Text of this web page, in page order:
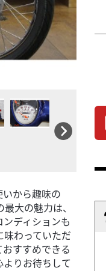
から趣味の
大の魅力は、
ディションも
わっていただ
すすめできる
りお待ちして